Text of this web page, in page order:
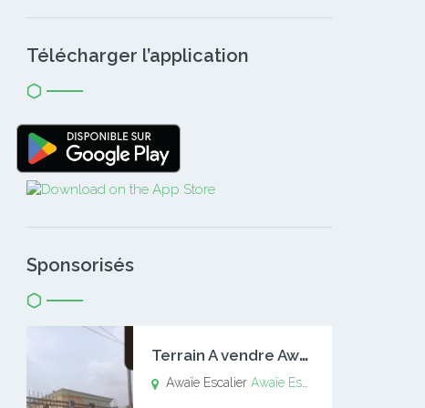
Télécharger l’application
Sponsorisés
T
errain A vendre Awaïe Escalier
Awaïe EscalierAwaïe Escalier